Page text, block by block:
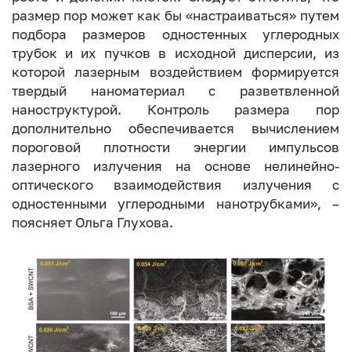
размер пор может как бы «настраиваться» путем
подбора размеров одностенных углеродных
трубок и их пучков в исходной дисперсии, из
которой лазерным воздействием формируется
твердый наноматериал с разветвленной
наноструктурой. Контроль размера пор
дополнительно обеспечивается вычислением
пороговой плотности энергии импульсов
лазерного излучения на основе нелинейно-
оптического взаимодействия излучения с
одностенными углеродными нанотрубками», –
поясняет Ольга Глухова.